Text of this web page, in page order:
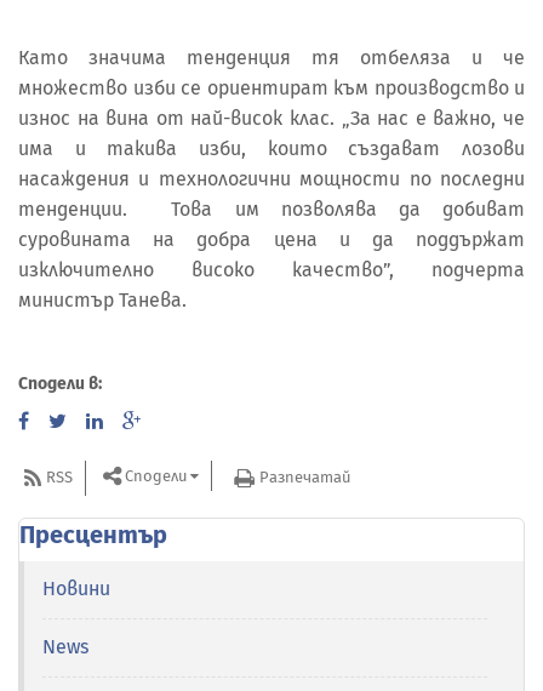
Като значима тенденция тя отбеляза и че
множество изби се ориентират към производство и
износ на вина от най-висок клас. „За нас е важно, че
има и такива изби, които създават лозови
насаждения и технологични мощности по последни
тенденции. Това им позволява да добиват
суровината на добра цена и да поддържат
изключително високо качество”, подчерта
министър Танева.
Сподели в:
RSS Сподели Разпечатай
Пресцентър
Новини
News